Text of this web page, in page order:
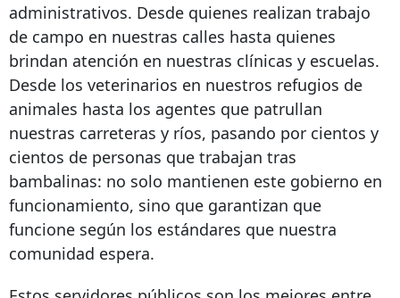
administrativos. Desde quienes realizan trabajo
de campo en nuestras calles hasta quienes
brindan atención en nuestras clínicas y escuelas.
Desde los veterinarios en nuestros refugios de
animales hasta los agentes que patrullan
nuestras carreteras y ríos, pasando por cientos y
cientos de personas que trabajan tras
bambalinas: no solo mantienen este gobierno en
funcionamiento, sino que garantizan que
funcione según los estándares que nuestra
comunidad espera.